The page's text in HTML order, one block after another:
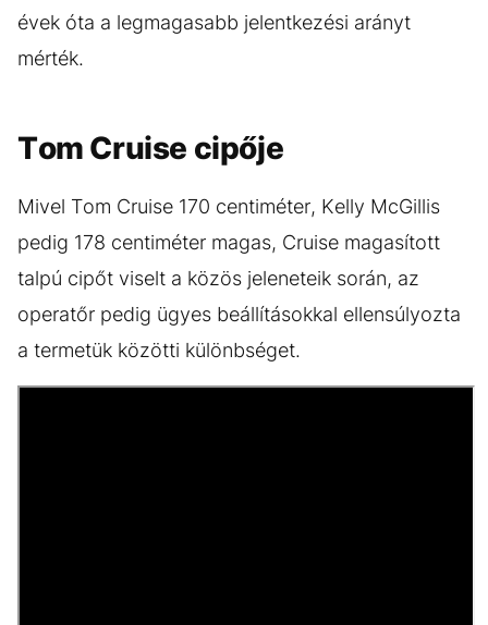
évek óta a legmagasabb jelentkezési arányt
mérték.
Tom Cruise cipője
Mivel Tom Cruise 170 centiméter, Kelly McGillis
pedig 178 centiméter magas, Cruise magasított
talpú cipőt viselt a közös jeleneteik során, az
operatőr pedig ügyes beállításokkal ellensúlyozta
a termetük közötti különbséget.